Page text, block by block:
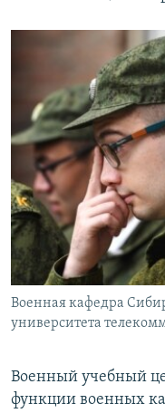
Военная кафедра
университета
Военный учебный
функции военных